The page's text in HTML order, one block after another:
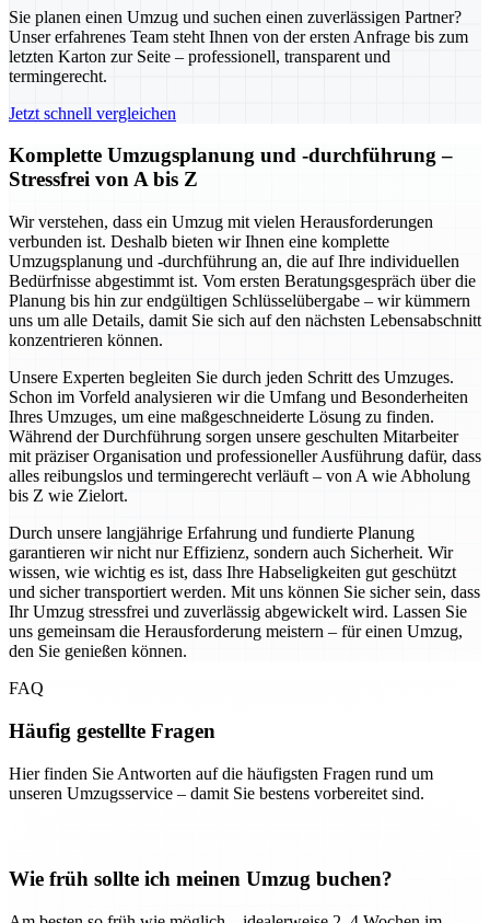
Sie planen einen Umzug und suchen einen zuverlässigen Partner?
Unser erfahrenes Team steht Ihnen von der ersten Anfrage bis zum
letzten Karton zur Seite – professionell, transparent und
termingerecht.
Jetzt schnell vergleichen
Komplette Umzugsplanung und -durchführung –
Stressfrei von A bis Z
Wir verstehen, dass ein Umzug mit vielen Herausforderungen
verbunden ist. Deshalb bieten wir Ihnen eine komplette
Umzugsplanung und -durchführung an, die auf Ihre individuellen
Bedürfnisse abgestimmt ist. Vom ersten Beratungsgespräch über die
Planung bis hin zur endgültigen Schlüsselübergabe – wir kümmern
uns um alle Details, damit Sie sich auf den nächsten Lebensabschnitt
konzentrieren können.
Unsere Experten begleiten Sie durch jeden Schritt des Umzuges.
Schon im Vorfeld analysieren wir die Umfang und Besonderheiten
Ihres Umzuges, um eine maßgeschneiderte Lösung zu finden.
Während der Durchführung sorgen unsere geschulten Mitarbeiter
mit präziser Organisation und professioneller Ausführung dafür, dass
alles reibungslos und termingerecht verläuft – von A wie Abholung
bis Z wie Zielort.
Durch unsere langjährige Erfahrung und fundierte Planung
garantieren wir nicht nur Effizienz, sondern auch Sicherheit. Wir
wissen, wie wichtig es ist, dass Ihre Habseligkeiten gut geschützt
und sicher transportiert werden. Mit uns können Sie sicher sein, dass
Ihr Umzug stressfrei und zuverlässig abgewickelt wird. Lassen Sie
uns gemeinsam die Herausforderung meistern – für einen Umzug,
den Sie genießen können.
FAQ
Häufig gestellte Fragen
Hier finden Sie Antworten auf die häufigsten Fragen rund um
unseren Umzugsservice – damit Sie bestens vorbereitet sind.
Wie früh sollte ich meinen Umzug buchen?